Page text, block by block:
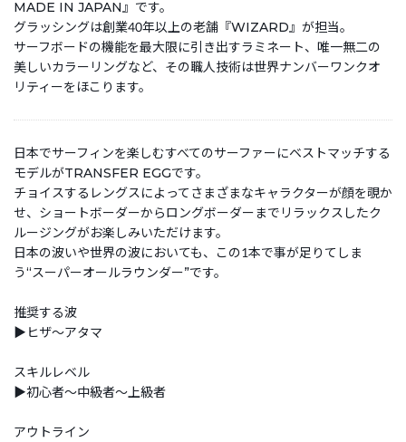
MADE IN JAPAN』です。
グラッシングは創業40年以上の老舗『WIZARD』が担当。
サーフボードの機能を最大限に引き出すラミネート、唯一無二の
美しいカラーリングなど、その職人技術は世界ナンバーワンクオ
リティーをほこります。
日本でサーフィンを楽しむすべてのサーファーにベストマッチする
モデルがTRANSFER EGGです。
チョイスするレングスによってさまざまなキャラクターが顔を覗か
せ、ショートボーダーからロングボーダーまでリラックスしたク
ルージングがお楽しみいただけます。
日本の波いや世界の波においても、この1本で事が足りてしま
う“スーパーオールラウンダー”です。
推奨する波
▶ヒザ～アタマ
スキルレベル
▶初心者～中級者～上級者
アウトライン